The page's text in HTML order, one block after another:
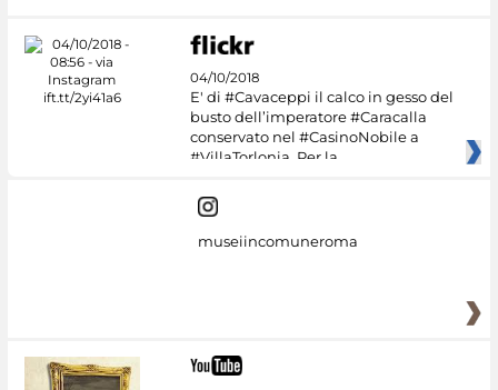
04/10/2018
E' di #Cavaceppi il calco in gesso del
busto dell’imperatore #Caracalla
conservato nel #CasinoNobile a
#VillaTorlonia. Per la
museiincomuneroma